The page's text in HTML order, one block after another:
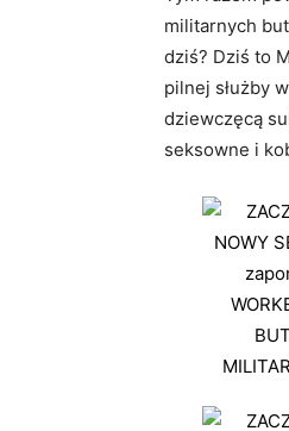
militarnych
dziś? Dziś to
pilnej służby
dziewczęcą
seksowne i